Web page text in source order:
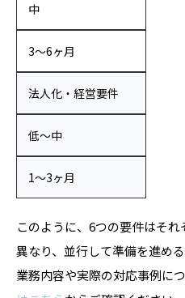
中
3〜6ヶ月
法人化・経営要件
低〜中
1〜3ヶ月
このように、6つの要件はそ
異なり、並行して準備を進め
業務内容や実際の対応事例につ